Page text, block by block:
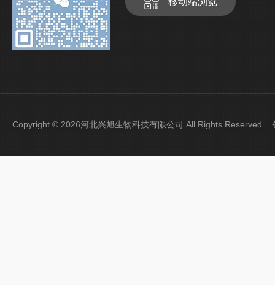
Copyright © 2026河北兴旭生物科技有限公司 All Rights Reserved